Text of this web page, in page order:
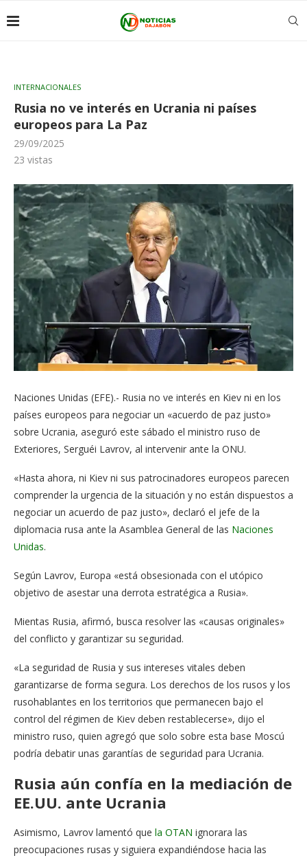
INTERNACIONALES
Rusia no ve interés en Ucrania ni países
europeos para La Paz
29/09/2025
23 vistas
Naciones Unidas (EFE).- Rusia no ve interés en Kiev ni en los
países europeos para negociar un «acuerdo de paz justo»
sobre Ucrania, aseguró este sábado el ministro ruso de
Exteriores, Serguéi Lavrov, al intervenir ante la ONU.
«Hasta ahora, ni Kiev ni sus patrocinadores europeos parecen
comprender la urgencia de la situación y no están dispuestos a
negociar un acuerdo de paz justo», declaró el jefe de la
diplomacia rusa ante la Asamblea General de las Naciones
Unidas.
Según Lavrov, Europa «está obsesionada con el utópico
objetivo de asestar una derrota estratégica a Rusia».
Mientas Rusia, afirmó, busca resolver las «causas originales»
del conflicto y garantizar su seguridad.
«La seguridad de Rusia y sus intereses vitales deben
garantizarse de forma segura. Los derechos de los rusos y los
rusohablantes en los territorios que permanecen bajo el
control del régimen de Kiev deben restablecerse», dijo el
ministro ruso, quien agregó que solo sobre esta base Moscú
podría debatir unas garantías de seguridad para Ucrania.
Rusia aún confía en la mediación de
EE.UU. ante Ucrania
Asimismo, Lavrov lamentó que la OTAN ignorara las
preocupaciones rusas y siguiera expandiéndose hacia las